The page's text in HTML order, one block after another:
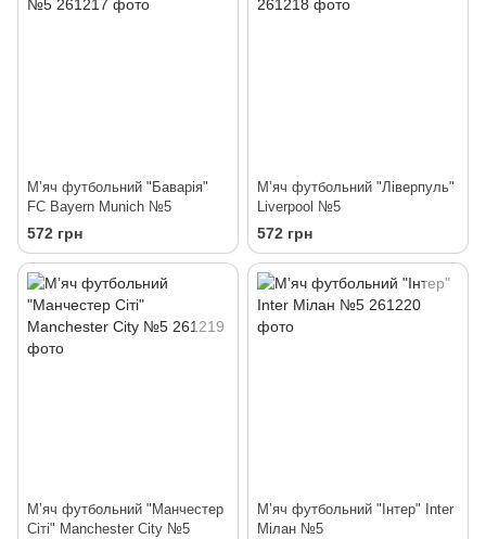
Мʼяч футбольний "Баварія"
FC Bayern Munich №5
572 грн
Мʼяч футбольний "Ліверпуль"
Liverpool №5
572 грн
Мʼяч футбольний "Манчестер
Сіті" Manchester City №5
Мʼяч футбольний "Інтер" Inter
Мілан №5